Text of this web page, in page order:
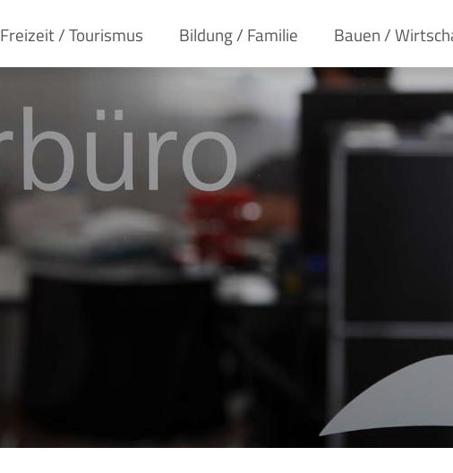
Freizeit / Tourismus Bildung / Familie Bauen /